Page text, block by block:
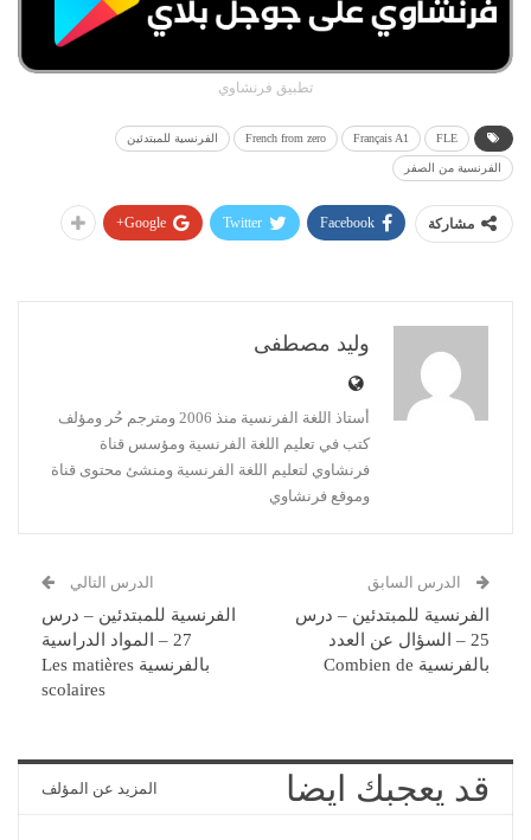
تطبيق فرنشاوي
FLE
Français A1
French from zero الفرنسية للمبتدئين
الفرنسية من الصفر
مشاركة Facebook
Twitter
Google+
وليد مصطفى
أستاذ اللغة الفرنسية منذ 2006 ومترجم حُر ومؤلف
كتب في تعليم اللغة الفرنسية ومؤسس قناة
فرنشاوي لتعليم اللغة الفرنسية ومنشئ محتوى قناة
وموقع فرنشاوي
الدرس السابق
الفرنسية للمبتدئين – درس
25 – السؤال عن العدد
بالفرنسية Combien de
الدرس التالي
الفرنسية للمبتدئين – درس
27 – المواد الدراسية
بالفرنسية Les matières
scolaires
قد يعجبك ايضا المزيد عن المؤلف